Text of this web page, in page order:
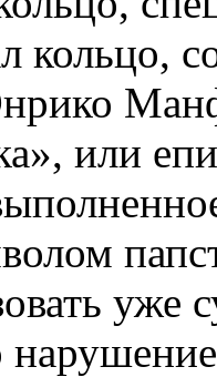
кольцо,
или
уже